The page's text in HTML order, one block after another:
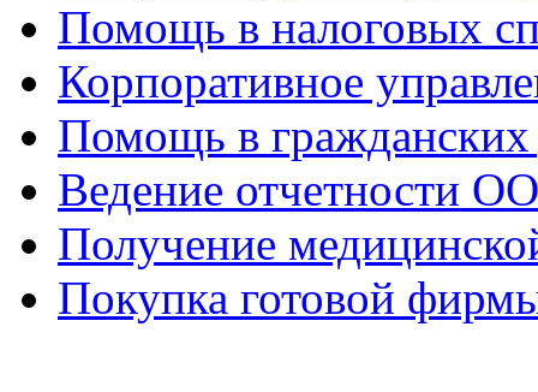
Помощь в налоговых
Корпоративное
Помощь в гражданских
Ведение отчетности
Получение
Покупка готовой